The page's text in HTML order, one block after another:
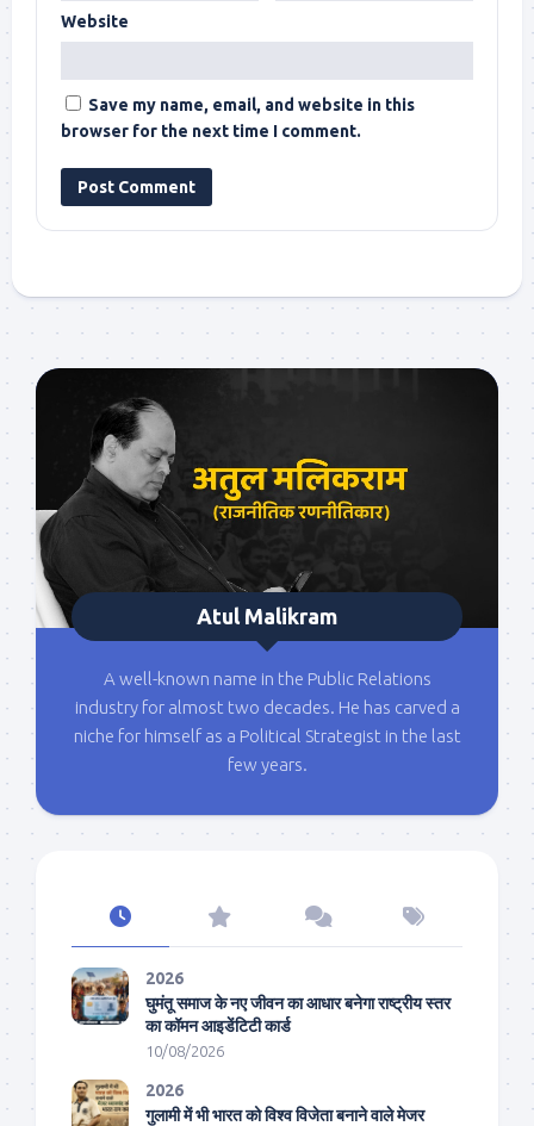
Website
Save my name, email, and website in this
browser for the next time I comment.
Atul Malikram
A well-known name in the Public Relations
industry for almost two decades. He has carved a
niche for himself as a Political Strategist in the last
few years.
2026
घुमंतू समाज के नए जीवन का आधार बनेगा राष्ट्रीय स्तर
का कॉमन आइडेंटिटी कार्ड
10/08/2026
2026
गुलामी में भी भारत को विश्व विजेता बनाने वाले मेजर